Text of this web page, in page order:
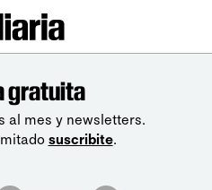
gratuita
al mes y newsletters.
suscribite.